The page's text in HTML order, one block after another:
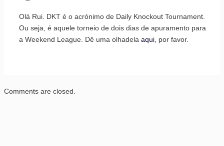
Olá Rui. DKT é o acrónimo de Daily Knockout Tournament.
Ou seja, é aquele torneio de dois dias de apuramento para
a Weekend League. Dê uma olhadela aqui, por favor.
Comments are closed.